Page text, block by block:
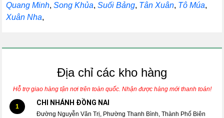
Quang Minh,Song Khủa,Suối Bảng, Tân Xuân, Tô Múa,
Xuân Nha,
Địa chỉ các kho hàng
Hỗ trợ giao hàng tận nơi trên toàn quốc. Nhận được hàng mới thanh toán!
1 CHI NHÁNH ĐỒNG NAI
Đường Nguyễn Văn Trị, Phường Thanh Bình, Thành Phố Biên